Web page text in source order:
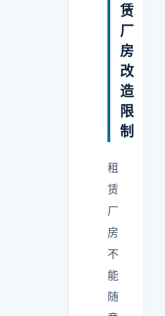
赁
厂
房
改
造
限
制
租
赁
厂
房
不
能
随